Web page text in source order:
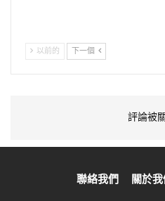
以前的 下一個
評論被
聯絡我們 關於我